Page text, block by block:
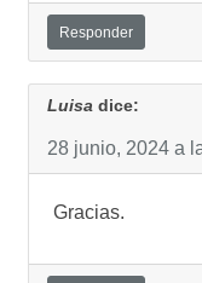
Responder
Luisa dice:
28 junio, 2024 a
Gracias.